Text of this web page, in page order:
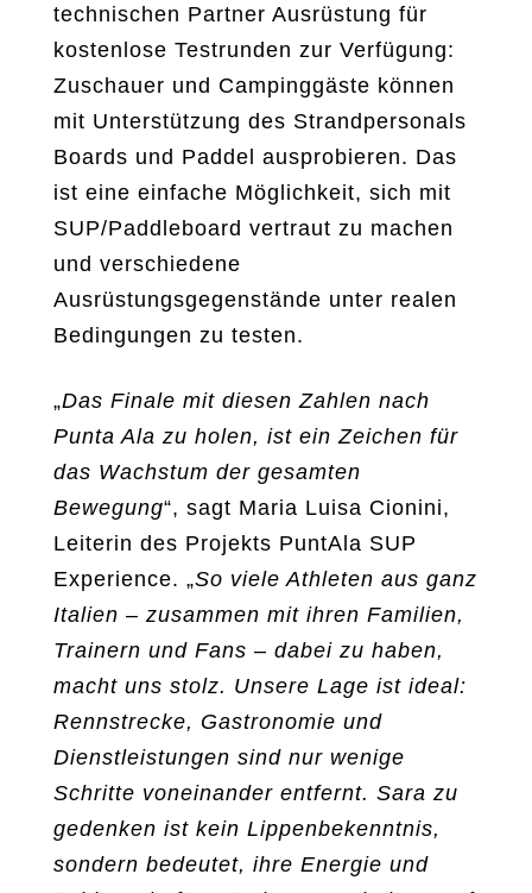
technischen Partner Ausrüstung für
kostenlose Testrunden zur Verfügung:
Zuschauer und Campinggäste können
mit Unterstützung des Strandpersonals
Boards und Paddel ausprobieren. Das
ist eine einfache Möglichkeit, sich mit
SUP/Paddleboard vertraut zu machen
und verschiedene
Ausrüstungsgegenstände unter realen
Bedingungen zu testen.
„Das Finale mit diesen Zahlen nach
Punta Ala zu holen, ist ein Zeichen für
das Wachstum der gesamten
Bewegung“, sagt Maria Luisa Cionini,
Leiterin des Projekts PuntAla SUP
Experience. „So viele Athleten aus ganz
Italien – zusammen mit ihren Familien,
Trainern und Fans – dabei zu haben,
macht uns stolz. Unsere Lage ist ideal:
Rennstrecke, Gastronomie und
Dienstleistungen sind nur wenige
Schritte voneinander entfernt. Sara zu
gedenken ist kein Lippenbekenntnis,
sondern bedeutet, ihre Energie und